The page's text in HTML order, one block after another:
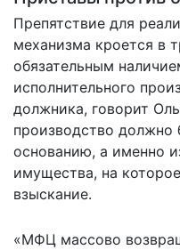
Препятствие для
механизма кроется в
обязательным
исполнительного
должника, говорит
производство
основанию, а именно
имущества, на
взыскание.
«МФЦ массово